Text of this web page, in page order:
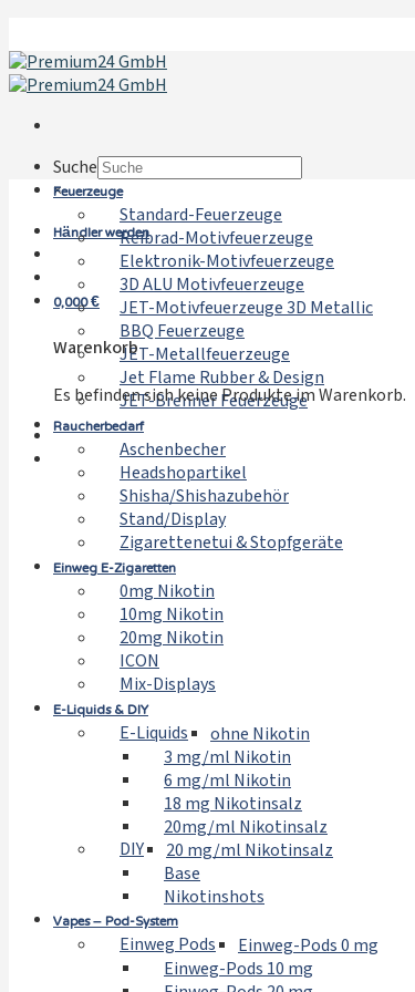
Inhalt
springen
Suche
×
Händler werden
0,000€
Warenkorb
Es befinden sich keine Produkte im Warenkorb.
Feuerzeuge
Standard-Feuerzeuge
Reibrad-Motivfeuerzeuge
Elektronik-Motivfeuerzeuge
3D ALU Motivfeuerzeuge
JET-Motivfeuerzeuge 3D Metallic
BBQ Feuerzeuge
JET-Metallfeuerzeuge
Jet Flame Rubber & Design
JET-Brenner Feuerzeuge
Raucherbedarf
Aschenbecher
Headshopartikel
Shisha/Shishazubehör
Stand/Display
Zigarettenetui & Stopfgeräte
Einweg E-Zigaretten
0mg Nikotin
10mg Nikotin
20mg Nikotin
ICON
Mix-Displays
E-Liquids & DIY
E-Liquids
ohne Nikotin
3 mg/ml Nikotin
6 mg/ml Nikotin
18 mg Nikotinsalz
20mg/ml Nikotinsalz
DIY
20 mg/ml Nikotinsalz
Base
Nikotinshots
Vapes – Pod-System
Einweg Pods
Einweg-Pods 0 mg
Einweg-Pods 10 mg